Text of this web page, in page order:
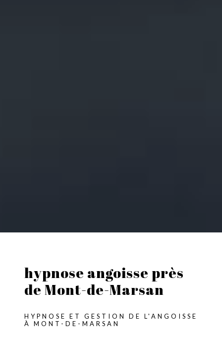
hypnose angoisse près
de Mont-de-Marsan
HYPNOSE ET GESTION DE L'ANGOISSE
À MONT-DE-MARSAN